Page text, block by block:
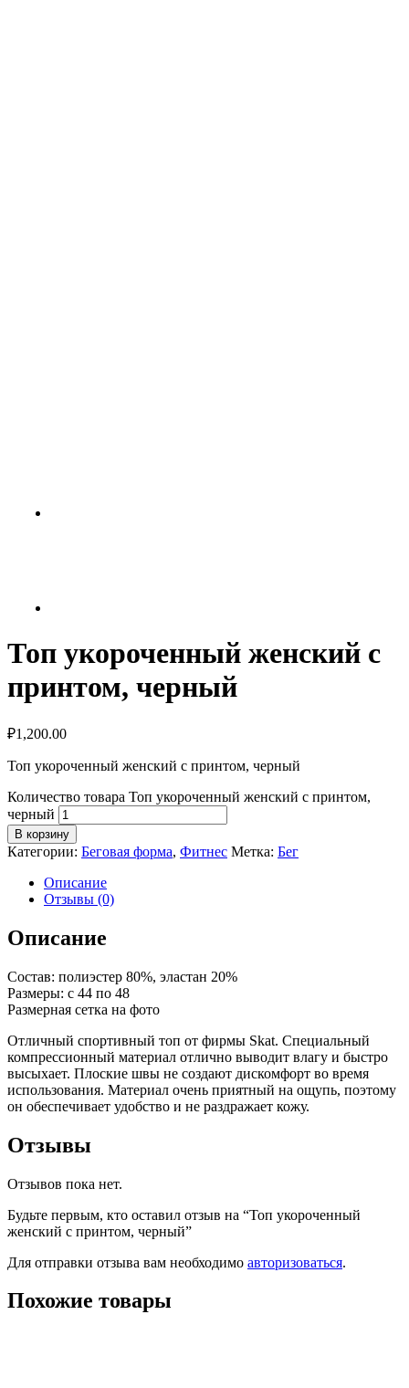
Топ укороченный женский с
принтом, черный
₽1,200.00
Топ укороченный женский с принтом, черный
Количество товара Топ укороченный женский с принтом,
черный
В корзину
Категории: Беговая форма, Фитнес Метка: Бег
Описание
Отзывы (0)
Описание
Состав: полиэстер 80%, эластан 20%
Размеры: с 44 по 48
Размерная сетка на фото
Отличный спортивный топ от фирмы Skat. Специальный
компрессионный материал отлично выводит влагу и быстро
высыхает. Плоские швы не создают дискомфорт во время
использования. Материал очень приятный на ощупь, поэтому
он обеспечивает удобство и не раздражает кожу.
Отзывы
Отзывов пока нет.
Будьте первым, кто оставил отзыв на “Топ укороченный
женский с принтом, черный”
Для отправки отзыва вам необходимо авторизоваться.
Похожие товары